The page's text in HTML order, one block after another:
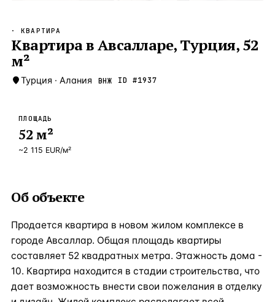
Новороссийск — Локация Россия · 2
Стамбул
Анталия
ЧАСТО ИЩУТ
Турция
· КВАРТИРА
Квартира в Авсалларе, Турция, 52
м²
Турция · Алания ВНЖ ID #1937
ПЛОЩАДЬ
52 м²
~2 115 EUR/м²
Об объекте
Продается квартира в новом жилом комплексе в
городе Авсаллар. Общая площадь квартиры
составляет 52 квадратных метра. Этажность дома -
10. Квартира находится в стадии строительства, что
дает возможность внести свои пожелания в отделку